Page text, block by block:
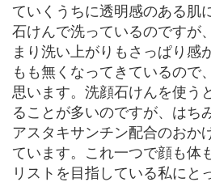
ていくうちに透明感のある肌
石けんで洗っているのですが
まり洗い上がりもさっぱり感
もも無くなってきているので
思います。洗顔石けんを使う
ることが多いのですが、はち
アスタキサンチン配合のおか
ています。これ一つで顔も体
リストを目指している私にと